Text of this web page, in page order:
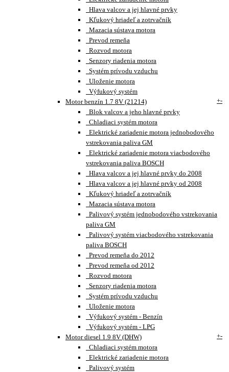
Hlava valcov a jej hlavné prvky
Kľukový hriadeľ a zotrvačník
Mazacia sústava motora
Prevod remeňa
Rozvod motora
Senzory riadenia motora
Systém prívodu vzduchu
Uloženie motora
Výfukový systém
Motor benzín 1.7 8V (21214)
+-
Blok valcov a jeho hlavné prvky
Chladiaci systém motora
Elektrické zariadenie motora jednobodového
vstrekovania paliva GM
Elektrické zariadenie motora viacbodového
vstrekovania paliva BOSCH
Hlava valcov a jej hlavné prvky do 2008
Hlava valcov a jej hlavné prvky od 2008
Kľukový hriadeľ a zotrvačník
Mazacia sústava motora
Palivový systém jednobodového vstrekovania
paliva GM
Palivový systém viacbodového vstrekovania
paliva BOSCH
Prevod remeňa do 2012
Prevod remeňa od 2012
Rozvod motora
Senzory riadenia motora
Systém prívodu vzduchu
Uloženie motora
Výfukový systém - Benzín
Výfukový systém - LPG
Motor diesel 1.9 8V (DHW)
+-
Chladiaci systém motora
Elektrické zariadenie motora
Palivový systém